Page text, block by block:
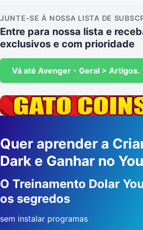
JUNTE-SE Á NOSSA LISTA DE
Entre para nossa lista e
exclusivos e com prioridade
Vá até Avenger - Geral > Artigos.
Quer aprender a
Dark e Ganhar no
O Treinamento Dolar
os segredos
sem instalar programas